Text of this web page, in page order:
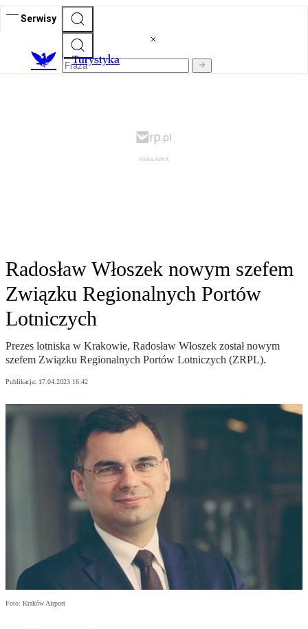
Serwisy
Turystyka
Radosław Włoszek nowym szefem
Związku Regionalnych Portów
Lotniczych
Prezes lotniska w Krakowie, Radosław Włoszek został nowym
szefem Związku Regionalnych Portów Lotniczych (ZRPL).
Publikacja: 17.04.2023 16:42
Foto: Kraków Airport